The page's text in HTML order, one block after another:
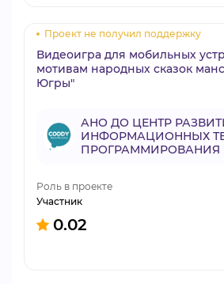
Проект не получил поддержку
Видеоигра для мобильных
мотивам народных сказок
Югры"
АНО ДО ЦЕНТР
ИНФОРМАЦИОННЫХ
ПРОГРАММИРОВАНИЯ
Роль в проекте
Участник
0.02